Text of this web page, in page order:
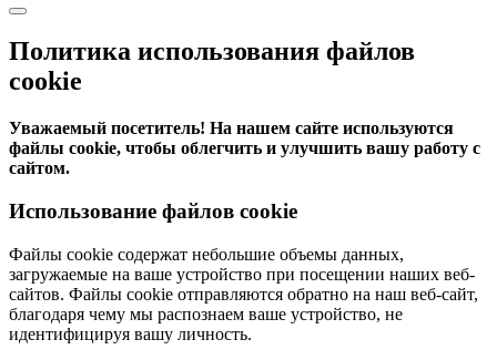
Политика использования файлов
cookie
Уважаемый посетитель! На нашем сайте используются
файлы cookie, чтобы облегчить и улучшить вашу работу с
сайтом.
Использование файлов cookie
Файлы cookie содержат небольшие объемы данных,
загружаемые на ваше устройство при посещении наших веб-
сайтов. Файлы cookie отправляются обратно на наш веб-сайт,
благодаря чему мы распознаем ваше устройство, не
идентифицируя вашу личность.